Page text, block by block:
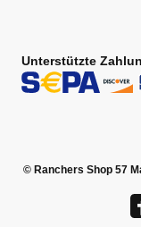
Unterstützte
© Ranchers Shop 57